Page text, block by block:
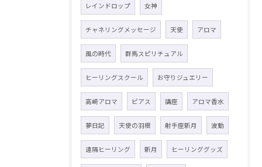
レインドロップ 女神
チャネリングメッセージ 天使 アロマ
風の時代 群馬スピリチュアル
ヒーリングスクール お守りジュエリー
高崎アロマ ピアス 講座 アロマ香水
夢日記 天使の羽根 射手座新月 波動
遠隔ヒーリング 新月 ヒーリンググッズ